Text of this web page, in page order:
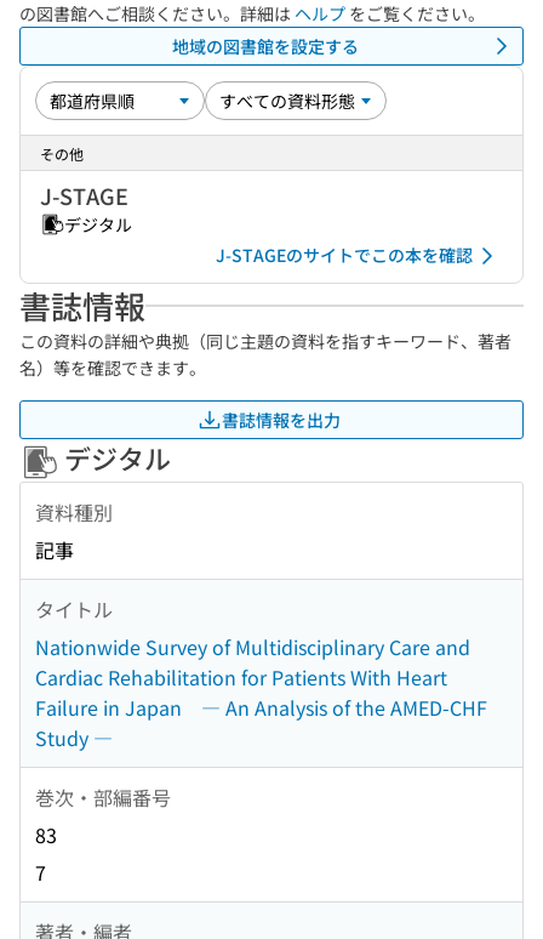
の図書館へご相談ください。詳細は ヘルプ をご覧ください。
地域の図書館を設定する
その他
J-STAGE
デジタル
J-STAGEのサイトでこの本を確認
書誌情報
この資料の詳細や典拠（同じ主題の資料を指すキーワード、著者
名）等を確認できます。
書誌情報を出力
デジタル
資料種別
記事
タイトル
Nationwide Survey of Multidisciplinary Care and
Cardiac Rehabilitation for Patients With Heart
Failure in Japan ― An Analysis of the AMED-CHF
Study ―
巻次・部編番号
83
7
著者・編者